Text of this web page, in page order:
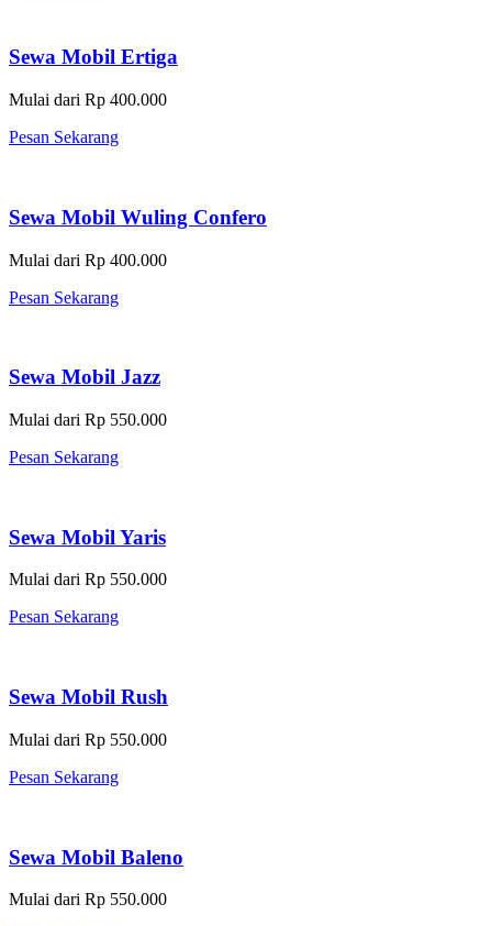
Sewa Mobil Ertiga
Mulai dari Rp 400.000
Pesan Sekarang
Sewa Mobil Wuling Confero
Mulai dari Rp 400.000
Pesan Sekarang
Sewa Mobil Jazz
Mulai dari Rp 550.000
Pesan Sekarang
Sewa Mobil Yaris
Mulai dari Rp 550.000
Pesan Sekarang
Sewa Mobil Rush
Mulai dari Rp 550.000
Pesan Sekarang
Sewa Mobil Baleno
Mulai dari Rp 550.000